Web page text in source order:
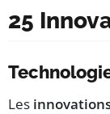
25
Les